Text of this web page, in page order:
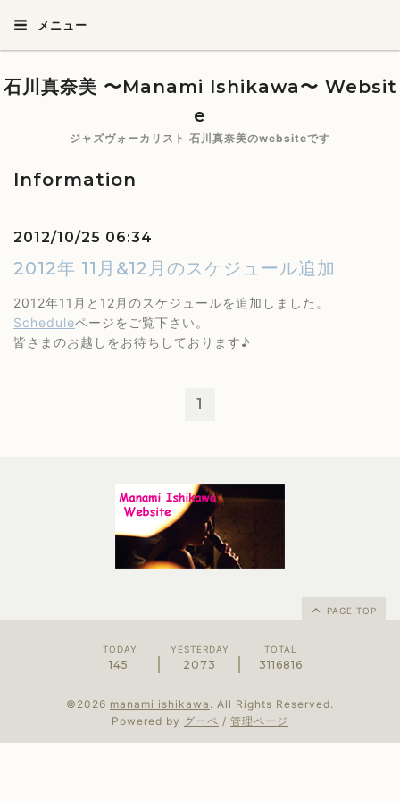
メニュー
石川真奈美 〜Manami Ishikawa〜 Websit
e
ジャズヴォーカリスト 石川真奈美のwebsiteです
Information
2012/10/25 06:34
2012年 11月&12月のスケジュール追加
2012年11月と12月のスケジュールを追加しました。
Scheduleページをご覧下さい。
皆さまのお越しをお待ちしております♪
1
PAGE TOP
TODAY
145
YESTERDAY
2073
TOTAL
3116816
©2026 manami ishikawa . All Rights Reserved.
Powered by グーペ / 管理ページ